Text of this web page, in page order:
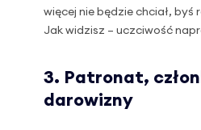
więcej nie będzie chciał, byś
Jak widzisz – uczciwość
3. Patronat,
darowizny